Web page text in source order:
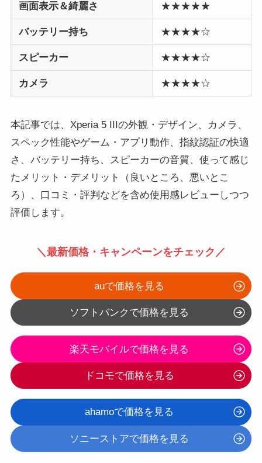
画面表示＆綺麗さ ★★★★★
バッテリー持ち ★★★★☆
スピーカー ★★★★☆
カメラ ★★★★☆
本記事では、Xperia 5 IIIの外観・デザイン、カメラ、
スペック性能やゲーム・アプリ動作、指紋認証の快適
さ、バッテリー持ち、スピーカーの音質、使って感じ
たメリット・デメリット（良いところ、悪いとこ
ろ）、口コミ・評判などを含め使用感レビューしつつ
評価します。
＼最新価格・キャンペーンをチェック／
auで価格を見る
ソフトバンクで価格を見る
楽天モバイルで価格を見る
ドコモで価格を見る
ahamoで価格を見る
ソニーストアで価格を見る